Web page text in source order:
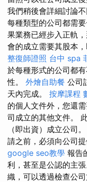
我們稍後會詳細討論
每種類型的公司都需
果業務已經步入正軌
會的成立需要其股本
整復師證照 台中 spa
於每種形式的公司都
性。 外燴自助餐 公司
天內完成。 按摩課程
的個人文件外，您還
司成立的其他文件。
（即出資）成立公司。
請之前，必須向公司提
google seo教學 報告
利，甚至是公認的主張
織，可以透過檢查公